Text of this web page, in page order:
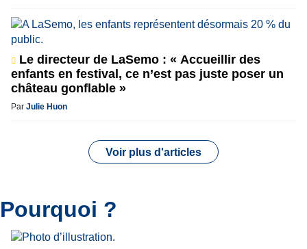
Le directeur de LaSemo : « Accueillir des
enfants en festival, ce n’est pas juste poser un
château gonflable »
Par Julie Huon
Voir plus d'articles
Pourquoi ?